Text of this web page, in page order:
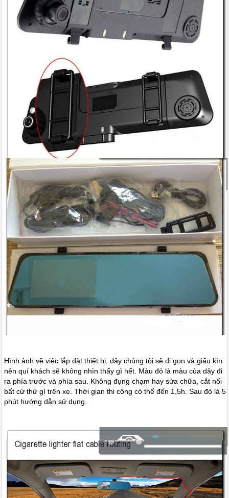
Hình ảnh về việc lắp đặt thiết bị, dây chúng tôi sẽ đi gọn và giấu kín
nên quí khách sẽ không nhìn thấy gì hết. Màu đỏ là màu của dây đi
ra phía trước và phía sau. Không đụng chạm hay sửa chữa, cắt nối
bất cứ thứ gì trên xe. Thời gian thi công có thể đến 1,5h. Sau đó là 5
phút hướng dẫn sử dụng.